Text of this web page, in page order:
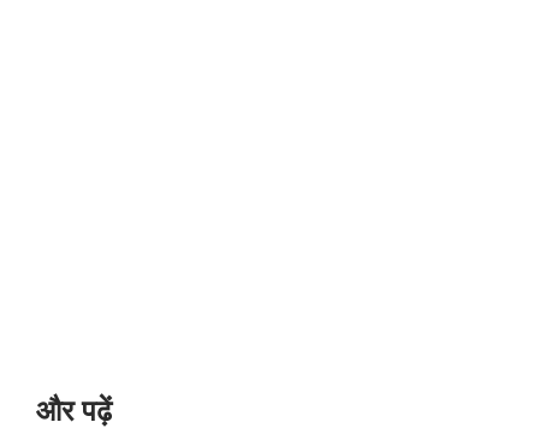
और पढ़ें